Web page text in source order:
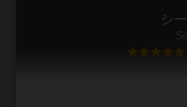
シ